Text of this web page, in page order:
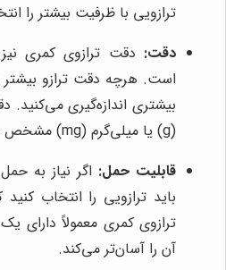
ترازویی با ظرفیت بیشتر را
دقت: دقت ترازوی کمری نیز
است. هرچه دقت ترازو بیشتر
بیشتری اندازه‌گیری می‌کنید.
(g) یا میلی‌گرم (mg) مشخص می‌شود.
قابلیت حمل: اگر نیاز به
باید ترازویی را انتخاب
ترازوی کمری معمولاً دارای
آن را آسان‌تر می‌کند.